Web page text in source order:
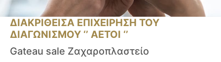
ΔΙΑΚΡΙΘΕΙΣΑ ΕΠΙΧΕΙΡΗΣΗ ΤΟΥ
ΔΙΑΓΩΝΙΣΜΟΥ ‘’ ΑΕΤΟΙ ‘’
Gateau sale Ζαχαροπλαστείο